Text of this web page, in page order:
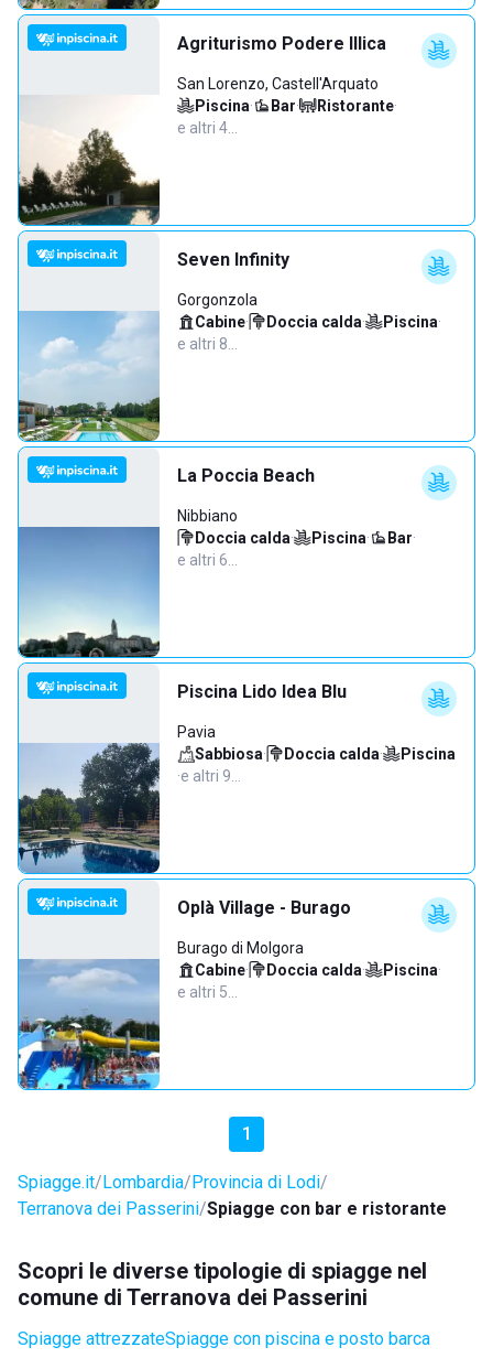
Agriturismo Podere Illica
San Lorenzo, Castell'Arquato
Piscina· Bar· Ristorante·
e altri 4…
Seven Infinity
Gorgonzola
Cabine· Doccia calda· Piscina·
e altri 8…
La Poccia Beach
Nibbiano
Doccia calda· Piscina· Bar·
e altri 6…
Piscina Lido Idea Blu
Pavia
Sabbiosa· Doccia calda·
Piscina
·e altri 9…
Oplà Village - Burago
Burago di Molgora
Cabine· Doccia calda· Piscina·
e altri 5…
1
Spiagge.it Lombardia Provincia di Lodi
Terranova dei Passerini Spiagge con bar e ristorante
Scopri le diverse tipologie di spiagge nel
comune di Terranova dei Passerini
Spiagge attrezzateSpiagge con piscina e posto barca